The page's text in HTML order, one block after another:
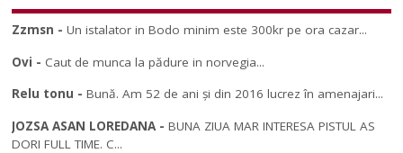
Zzmsn -Un istalator in Bodo minim este 300kr pe ora cazar...
Ovi - Caut de munca la pădure in norvegia...
Relu tonu -Bună. Am 52 de ani și din 2016 lucrez în amenajari...
JOZSA ASAN LOREDANA-BUNA ZIUA MAR INTERESA PISTUL AS
DORI FULL TIME. C...